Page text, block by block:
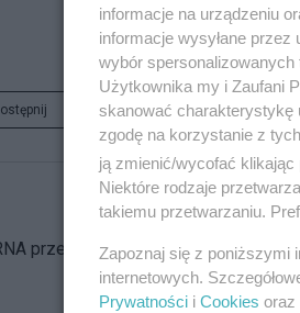
Lubię to!
przeciwko grypie. Kiedy
informacje na urządzeniu
informacje wysyłane
wybór spersonalizowanych
Użytkownika my i Zaufani
skanować charakterystykę
zgodę na korzystanie z
ją zmienić/wycofać
Niektóre rodzaje
takiemu przetwarzaniu.
Zapoznaj się z poniższymi
internetowych.
Prywatności i Cookies oraz